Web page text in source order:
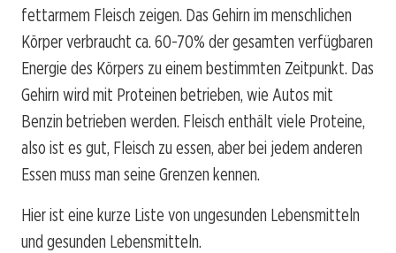
fettarmem Fleisch zeigen. Das Gehirn im menschlichen
Körper verbraucht ca. 60-70% der gesamten verfügbaren
Energie des Körpers zu einem bestimmten Zeitpunkt. Das
Gehirn wird mit Proteinen betrieben, wie Autos mit
Benzin betrieben werden. Fleisch enthält viele Proteine,
also ist es gut, Fleisch zu essen, aber bei jedem anderen
Essen muss man seine Grenzen kennen.
Hier ist eine kurze Liste von ungesunden Lebensmitteln
und gesunden Lebensmitteln.